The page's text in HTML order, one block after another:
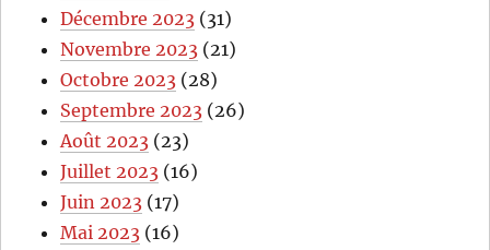
Décembre 2023 (31)
Novembre 2023 (21)
Octobre 2023 (28)
Septembre 2023 (26)
Août 2023 (23)
Juillet 2023 (16)
Juin 2023 (17)
Mai 2023 (16)